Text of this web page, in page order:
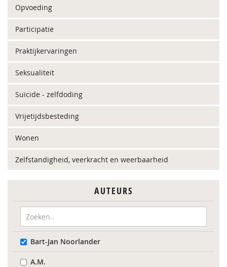
Opvoeding
Participatie
Praktijkervaringen
Seksualiteit
Suïcide - zelfdoding
Vrijetijdsbesteding
Wonen
Zelfstandigheid, veerkracht en weerbaarheid
AUTEURS
Bart-Jan Noorlander
A.M.